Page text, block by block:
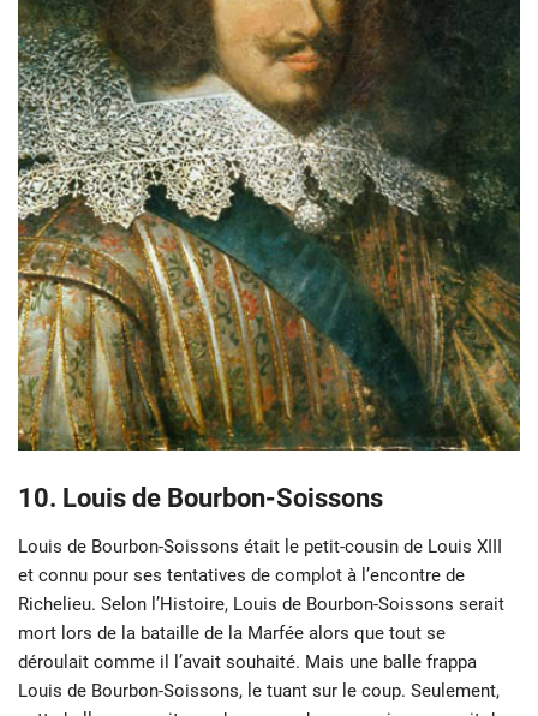
10. Louis de Bourbon-Soissons
Louis de Bourbon-Soissons était le petit-cousin de Louis XIII
et connu pour ses tentatives de complot à l’encontre de
Richelieu. Selon l’Histoire, Louis de Bourbon-Soissons serait
mort lors de la bataille de la Marfée alors que tout se
déroulait comme il l’avait souhaité. Mais une balle frappa
Louis de Bourbon-Soissons, le tuant sur le coup. Seulement,